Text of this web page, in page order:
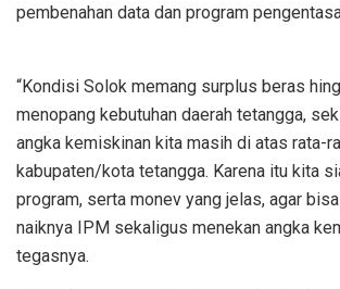
pembenahan data dan program
“Kondisi Solok memang surplus beras
menopang kebutuhan daerah tetangga,
angka kemiskinan kita masih di atas rata-
kabupaten/kota tetangga. Karena itu kita
program, serta monev yang jelas, agar
naiknya IPM sekaligus menekan angka
tegasnya.